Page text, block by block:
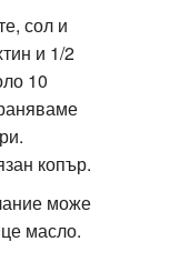
сол и
и 1/2
10
копър.
може
масло.